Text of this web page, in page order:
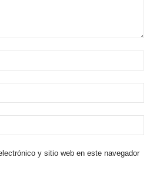
y sitio web en este navegador